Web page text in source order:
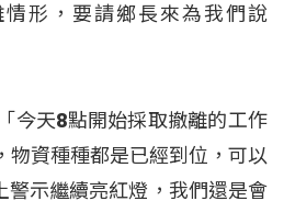
形，要請鄉長來為我們說
今天8點開始採取撤離的工作
物資種種都是已經到位，可以
警示繼續亮紅燈，我們還是會